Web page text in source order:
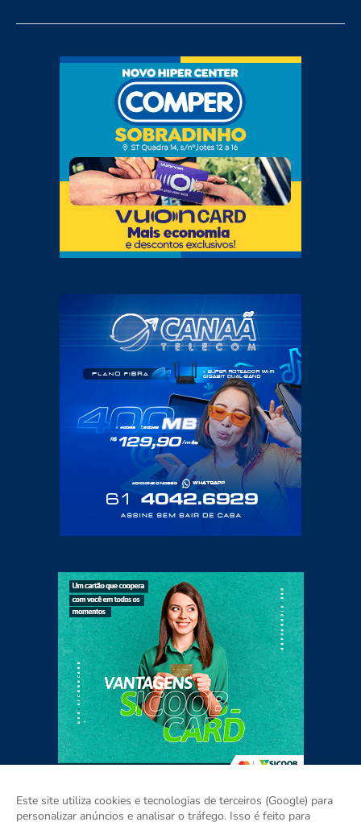
Este site utiliza cookies e tecnologias de terceiros (Google) para
personalizar anúncios e analisar o tráfego. Isso é feito para